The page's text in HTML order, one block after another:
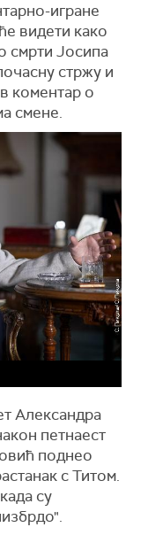
игране
видети како
смрти Јосипа
стржу и
коментар о
смене.
Александра
петнаест
поднео
с Титом.
су